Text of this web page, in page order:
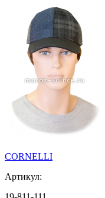
CORNELLI
Артикул: